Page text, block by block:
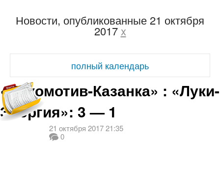
Слово Дело
Народные
ВТРК
Новости, опубликованные 21 октября
2017 x
полный календарь
«Локомотив-Казанка» : «Луки-
Энергия»: 3 — 1
21 октября 2017 21:35
0